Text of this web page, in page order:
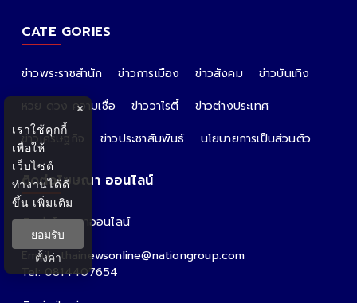
CATE GORIES
ข่าวพระราชสำนัก ข่าวการเมือง ข่าวสังคม
ข่าวบันเทิง
หวย ดวง ความเชื่อ
ข่าววาไรตี้
ข่าวต่างประเทศ
ข่าวเศรษฐกิจ
ข่าวประชาสัมพันธ์ นโยบายการเป็นส่วนตัว
ติดต่อโฆษณา ออนไลน์
ติดต่อโฆษณาออนไลน์
คุณอ้อ
Email : thainewsonline@nationgroup.com
Tel: 0814407654
×
เราใช้คุกกี้
เพื่อให้
เว็บไซต์
ทำงานได้ดี
ขึ้น เพิ่มเติม
ยอมรับ
ตั้งค่า